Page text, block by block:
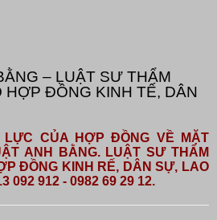
– LUẬT SƯ THẨM
HỢP ĐỒNG KINH TẾ, DÂN
CỦA HỢP ĐỒNG VỀ MẶT
ANH BẰNG. LUẬT SƯ THẨM
ĐỒNG KINH RẾ, DÂN SỰ, LAO
092 912 - 0982 69 29 12.